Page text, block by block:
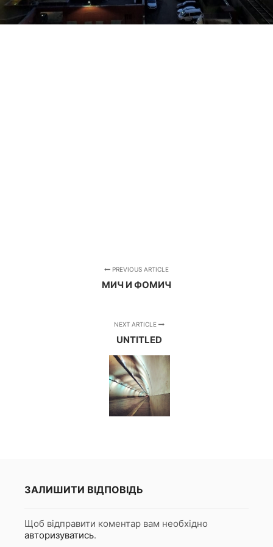
PREVIOUS ARTICLE
МИЧ И ФОМИЧ
NEXT ARTICLE
UNTITLED
ЗАЛИШИТИ ВІДПОВІДЬ
Щоб відправити коментар вам необхідно
авторизуватись.